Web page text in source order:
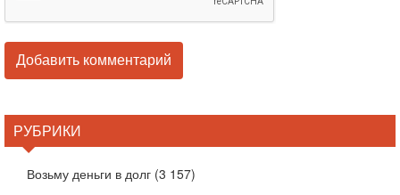
РУБРИКИ
Возьму деньги в долг (3 157)